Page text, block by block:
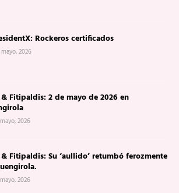
Rockeros certificados
2026
Fitipaldis: 2 de mayo de 2026 en
2026
Fitipaldis: Su ‘aullido’ retumbó ferozmente
2026